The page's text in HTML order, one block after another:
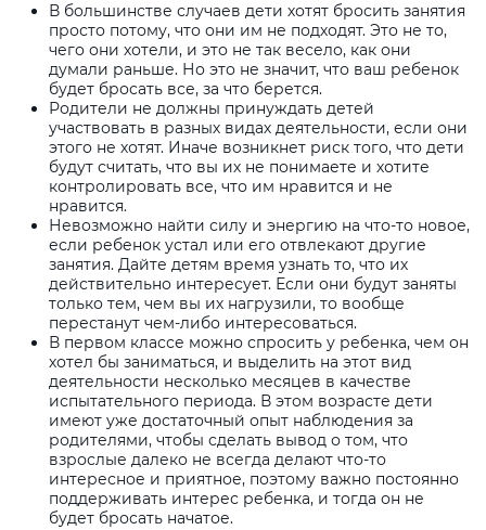
В большинстве случаев дети хотят бросить занятия
просто потому, что они им не подходят. Это не то,
чего они хотели, и это не так весело, как они
думали раньше. Но это не значит, что ваш ребенок
будет бросать все, за что берется.
Родители не должны принуждать детей
участвовать в разных видах деятельности, если они
этого не хотят. Иначе возникнет риск того, что дети
будут считать, что вы их не понимаете и хотите
контролировать все, что им нравится и не
нравится.
Невозможно найти силу и энергию на что-то новое,
если ребенок устал или его отвлекают другие
занятия. Дайте детям время узнать то, что их
действительно интересует. Если они будут заняты
только тем, чем вы их нагрузили, то вообще
перестанут чем-либо интересоваться.
В первом классе можно спросить у ребенка, чем он
хотел бы заниматься, и выделить на этот вид
деятельности несколько месяцев в качестве
испытательного периода. В этом возрасте дети
имеют уже достаточный опыт наблюдения за
родителями, чтобы сделать вывод о том, что
взрослые далеко не всегда делают что-то
интересное и приятное, поэтому важно постоянно
поддерживать интерес ребенка, и тогда он не
будет бросать начатое.